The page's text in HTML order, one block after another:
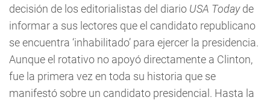
decisión de los editorialistas del diario USA Todayde
informar a sus lectores que el candidato republicano
se encuentra ‘inhabilitado’ para ejercer la presidencia.
Aunque el rotativo no apoyó directamente a Clinton,
fue la primera vez en toda su historia que se
manifestó sobre un candidato presidencial. Hasta la